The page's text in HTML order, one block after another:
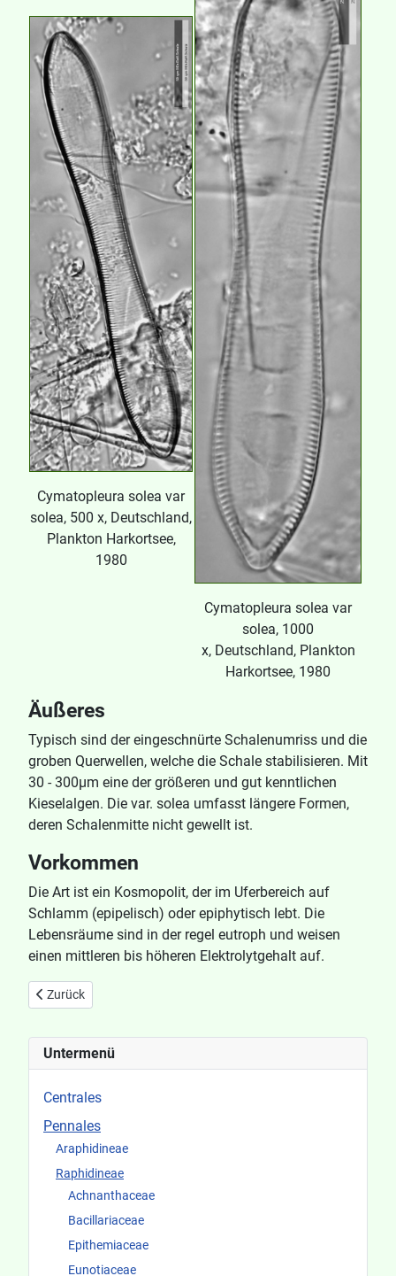
Untermenü
Centrales
Pennales
Araphidineae
Raphidineae
Achnanthaceae
Bacillariaceae
Epithemiaceae
Eunotiaceae
Cymatopleura solea var
solea, 500 x, Deutschland,
Plankton Harkortsee,
1980
Cymatopleura solea var
solea, 1000
x, Deutschland, Plankton
Harkortsee, 1980
Äußeres
Typisch sind der eingeschnürte Schalenumriss und die
groben Querwellen, welche die Schale stabilisieren. Mit
30 - 300μm eine der größeren und gut kenntlichen
Kieselalgen. Die var. solea umfasst längere Formen,
deren Schalenmitte nicht gewellt ist.
Vorkommen
Die Art ist ein Kosmopolit, der im Uferbereich auf
Schlamm (epipelisch) oder epiphytisch lebt. Die
Lebensräume sind in der regel eutroph und weisen
einen mittleren bis höheren Elektrolytgehalt auf.
Vorheriger Beitrag: Cymatopleura solea var apiculata
Zurück